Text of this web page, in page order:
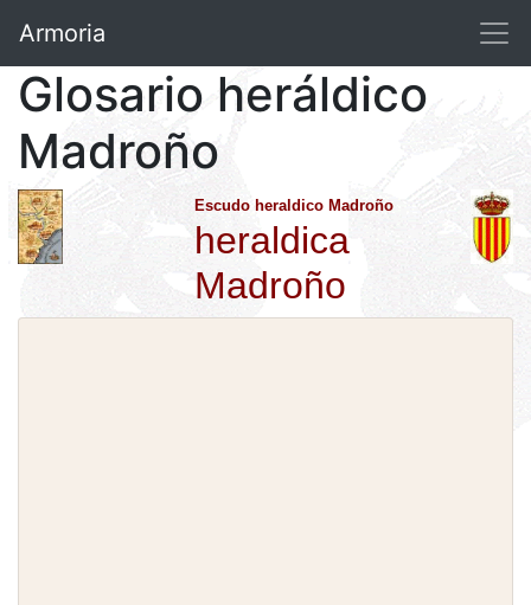
Armoria
Glosario heráldico
Madroño
Escudo heraldico Madroño
heraldica
Madroño